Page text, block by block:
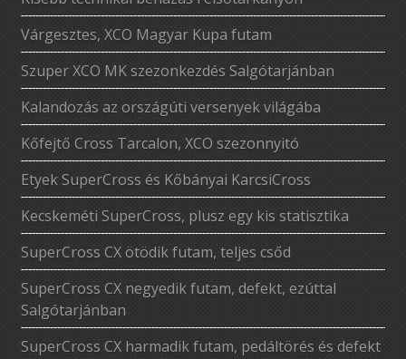
Várgesztes, XCO Magyar Kupa futam
Szuper XCO MK szezonkezdés Salgótarjánban
Kalandozás az országúti versenyek világába
Kőfejtő Cross Tarcalon, XCO szezonnyitó
Etyek SuperCross és Kőbányai KarcsiCross
Kecskeméti SuperCross, plusz egy kis statisztika
SuperCross CX ötödik futam, teljes csőd
SuperCross CX negyedik futam, defekt, ezúttal
Salgótarjánban
SuperCross CX harmadik futam, pedáltörés és defekt